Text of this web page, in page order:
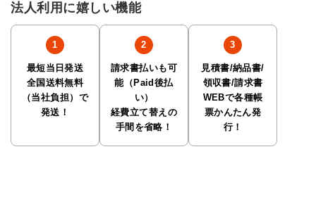
法人利用に嬉しい機能
最短当日発送
全国送料無料
（当社負担）で
発送！
請求書払いも可
能（Paid後払
い）
経費立て替えの
手間を省略！
見積書/納品書/
領収書/請求書
WEBで各種帳
票かんたん発
行！